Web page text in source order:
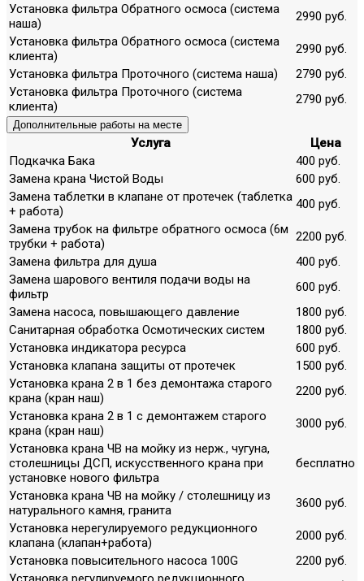
Установка фильтра Обратного осмоса (система
наша)
2990 руб.
Установка фильтра Обратного осмоса (система
клиента)
2990 руб.
Установка фильтра Проточного (система наша)
2790 руб.
Установка фильтра Проточного (система
клиента)
2790 руб.
Дополнительные работы на месте
Услуга
Цена
Подкачка Бака
400 руб.
Замена крана Чистой Воды
600 руб.
Замена таблетки в клапане от протечек (таблетка
+ работа)
400 руб.
Замена трубок на фильтре обратного осмоса (6м
трубки + работа)
2200 руб.
Замена фильтра для душа
400 руб.
Замена шарового вентиля подачи воды на
фильтр
600 руб.
Замена насоса, повышающего давление
1800 руб.
Санитарная обработка Осмотических систем
1800 руб.
Установка индикатора ресурса
600 руб.
Установка клапана защиты от протечек
1500 руб.
Установка крана 2 в 1 без демонтажа старого
крана (кран наш)
2200 руб.
Установка крана 2 в 1 с демонтажем старого
крана (кран наш)
3000 руб.
Установка крана ЧВ на мойку из нерж., чугуна,
столешницы ДСП, искусственного крана при
установке нового фильтра
бесплатно
Установка крана ЧВ на мойку / столешницу из
натурального камня, гранита
3600 руб.
Установка нерегулируемого редукционного
клапана (клапан+работа)
2000 руб.
Установка повысительного насоса 100G
2200 руб.